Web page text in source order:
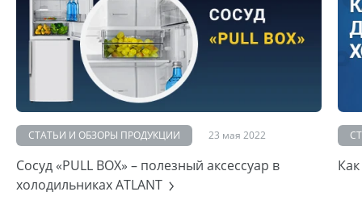
СТАТЬИ И ОБЗОРЫ ПРОДУКЦИИ 23 мая 2022
Сосуд «PULL BOX» – полезный аксессуар в
холодильниках ATLANT